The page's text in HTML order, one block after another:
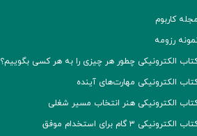
مجله کاربوم
رزومه
الکترونیکی چطور هر چیزی را به هر کسی بگوییم؟
الکترونیکی مهارت‌های آینده
الکترونیکی هنر انتخاب مسیر شغلی
الکترونیکی ۳ گام برای استخدام موفق